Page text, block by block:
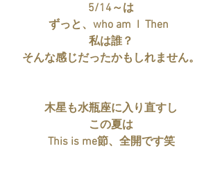
5/14～は
ずっと、who am  I  Then
私は誰？
そんな感じだったかもしれません。
木星も水瓶座に入り直すし
この夏は
This is me節、全開です笑